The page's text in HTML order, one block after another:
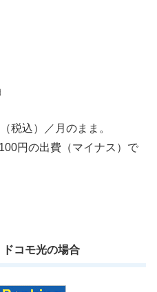
税込）／月のまま。
円の出費（マイナス）で
コモ光の場合